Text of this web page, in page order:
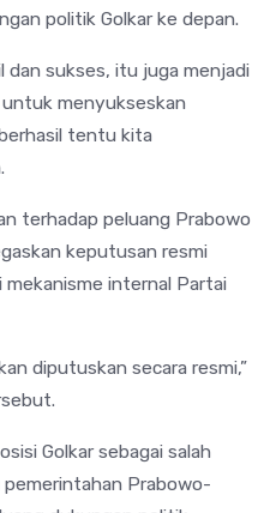
politik Golkar ke depan.
dan sukses, itu juga menjadi
menyukseskan
tentu kita
terhadap peluang Prabowo
keputusan resmi
internal Partai
diputuskan secara resmi,”
Golkar sebagai salah
Prabowo-